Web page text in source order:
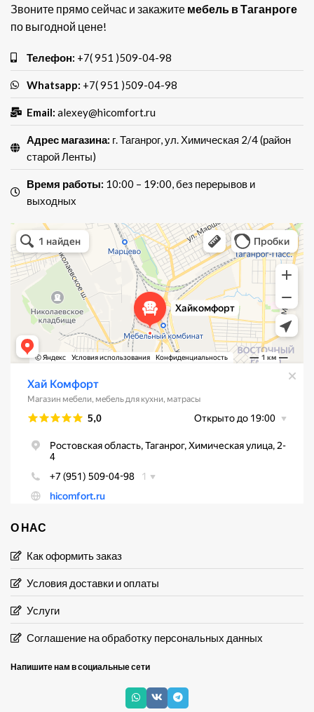
Звоните прямо сейчас и закажите мебель в Таганроге
по выгодной цене!
Телефон: +7( 951 )509-04-98
Whatsapp: +7( 951 )509-04-98
Email: alexey@hicomfort.ru
Адрес магазина: г. Таганрог, ул. Химическая 2/4 (район
старой Ленты)
Время работы: 10:00 – 19:00, без перерывов и
выходных
Хай Комфорт
Магазин мебели в Таганроге
Мебель для кухни в Таганроге
О НАС
Как оформить заказ
Условия доставки и оплаты
Услуги
Соглашение на обработку персональных данных
Напишите нам в социальные сети